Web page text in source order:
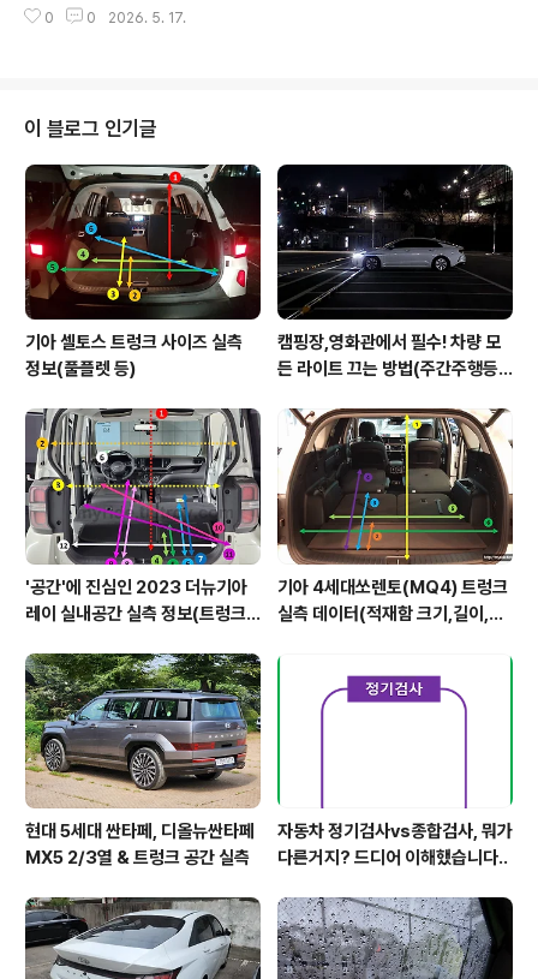
부터 간단하게 언급하고 시작하도록 하겠습니다. 우선 엔
니티에 올려서 경매 견적으로 얼마를 받았는데 언제까지
다시 중고차 상사로 연락 ▶ 결국 손에 얻는 건 몇만원 또는
최초 견적TO-BE : 차량 경매 플랫폼(헤이딜러, KB차차차
등)에서 견적 확인 ▶ 엔카 비교견적 믿고+ ▶ 몇만원이라
도 GET ▶ 끝.1. 내 차 시세 알아보는 가장 쉬운 방법오늘
도 취미삼아 주말 아침에 엔카를 켜고 둘러봅니다. 그런데
평..
0 0 2026. 5. 17.
이 블로그 인기글
기아 셀토스 트렁크 사이즈 실측
정보(풀플렛 등)
캠핑장,영화관에서 필수! 차량 모
든 라이트 끄는 방법(주간주행등D
'공간'에 진심인 2023 더뉴기아
레이 실내공간 실측 정보(트렁크,
기아 4세대쏘렌토(MQ4) 트렁크
실측 데이터(적재함 크기,길이,높
현대 5세대 싼타페, 디올뉴싼타페
MX5 2/3열 & 트렁크 공간 실측
자동차 정기검사vs종합검사, 뭐가
다른거지? 드디어 이해했습니다..